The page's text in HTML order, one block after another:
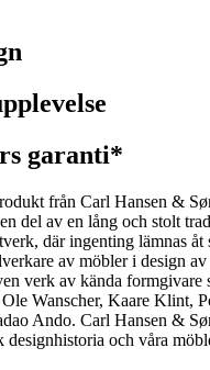
garanti*
från Carl Hansen &
del av en lång och stolt
där ingenting lämnas åt
av möbler i design av
verk av kända formgivare
Wanscher, Kaare Klint,
Ando. Carl Hansen &
designhistoria och våra